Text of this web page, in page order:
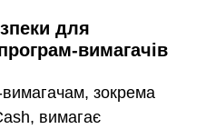
для
вимагачів
зокрема
вимагає